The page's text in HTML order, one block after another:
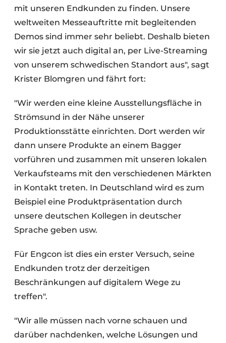
mit unseren Endkunden zu finden. Unsere
weltweiten Messeauftritte mit begleitenden
Demos sind immer sehr beliebt. Deshalb bieten
wir sie jetzt auch digital an, per Live-Streaming
von unserem schwedischen Standort aus", sagt
Krister Blomgren und fährt fort:
"Wir werden eine kleine Ausstellungsfläche in
Strömsund in der Nähe unserer
Produktionsstätte einrichten. Dort werden wir
dann unsere Produkte an einem Bagger
vorführen und zusammen mit unseren lokalen
Verkaufsteams mit den verschiedenen Märkten
in Kontakt treten. In Deutschland wird es zum
Beispiel eine Produktpräsentation durch
unsere deutschen Kollegen in deutscher
Sprache geben usw.
Für Engcon ist dies ein erster Versuch, seine
Endkunden trotz der derzeitigen
Beschränkungen auf digitalem Wege zu
treffen".
"Wir alle müssen nach vorne schauen und
darüber nachdenken, welche Lösungen und